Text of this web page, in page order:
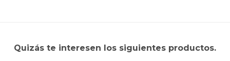
Quizás te interesen los siguientes productos.